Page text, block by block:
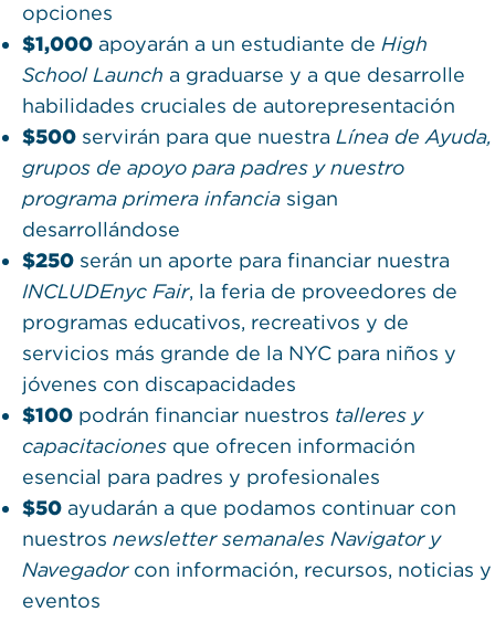
opciones
$1,000 apoyarán a un estudiante de High
School Launch a graduarse y a que desarrolle
habilidades cruciales de autorepresentación
$500 servirán para que nuestra Línea de Ayuda,
grupos de apoyo para padres y nuestro
programa primera infancia sigan
desarrollándose
$250 serán un aporte para financiar nuestra
INCLUDEnyc Fair, la feria de proveedores de
programas educativos, recreativos y de
servicios más grande de la NYC para niños y
jóvenes con discapacidades
$100 podrán financiar nuestros talleres y
capacitaciones que ofrecen información
esencial para padres y profesionales
$50 ayudarán a que podamos continuar con
nuestros newsletter semanales Navigator y
Navegador con información, recursos, noticias y
eventos